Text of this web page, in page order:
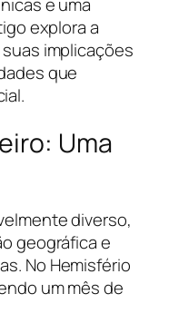
e uma
explora a
implicações
que
Uma
diverso,
geográfica e
No Hemisfério
um mês de